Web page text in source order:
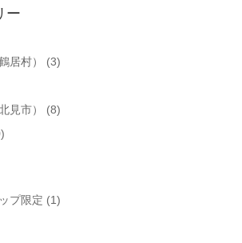
ー
居村）
(3)
見市）
(8)
プ限定 (1)